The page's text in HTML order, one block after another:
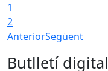
1
2
AnteriorSegüent
Butlletí digital